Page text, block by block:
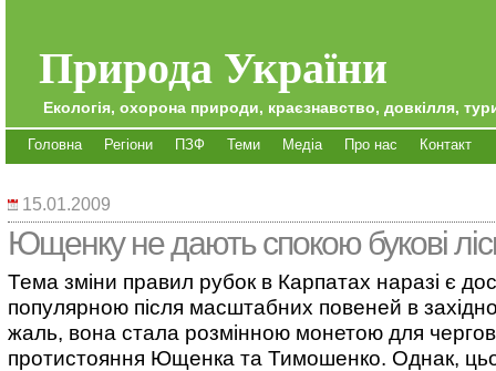
Природа України
Екологія, охорона природи, краєзнавство, довкілля,
Головна Регіони ПЗФ Теми Медіа Про нас Контакт
15.01.2009
Ющенку не дають спокою букові
Тема зміни правил рубок в Карпатах наразі є
популярною після масштабних повеней в
жаль, вона стала розмінною монетою для
протистояння Ющенка та Тимошенко. Однак,